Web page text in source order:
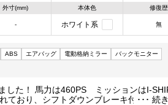
外寸(mm)
-
本体色
ホワイト系
修復歴
無
ABS エアバッグ 電動格納ミラー バックモニター
した！ 馬力は460PS ミッションはI-
ており、シフトダウンブレーキ付・デフ